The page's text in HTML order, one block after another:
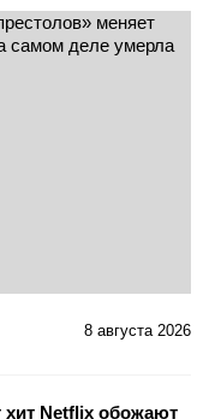
8 августа 2026
хит Netflix обожают